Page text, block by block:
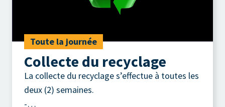
Toute la journée
Collecte du recyclage
La collecte du recyclage s’effectue à toutes les
deux (2) semaines.
-